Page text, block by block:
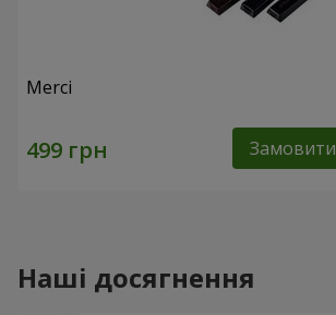
Merci
Замовити
Наші досягнення